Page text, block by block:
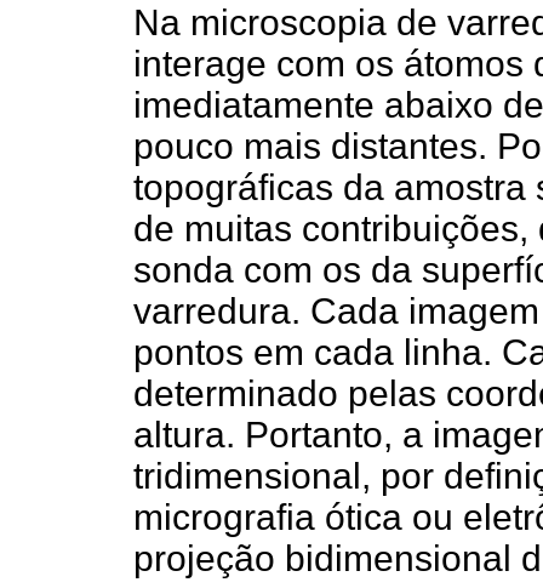
Na microscopia de
interage com os átomos
imediatamente abaixo
pouco mais distantes.
topográficas da
de muitas
sonda com os da
varredura. Cada
pontos em cada linha.
determinado pelas
altura. Portanto, a
tridimensional, por
micrografia ótica ou
projeção bidimensional